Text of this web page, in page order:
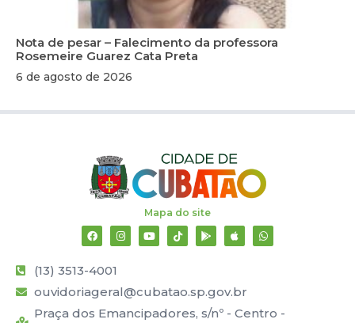
Nota de pesar – Falecimento da professora
Rosemeire Guarez Cata Preta
6 de agosto de 2026
Mapa do site
(13) 3513-4001
ouvidoriageral@cubatao.sp.gov.br
Praça dos Emancipadores, s/nº - Centro -